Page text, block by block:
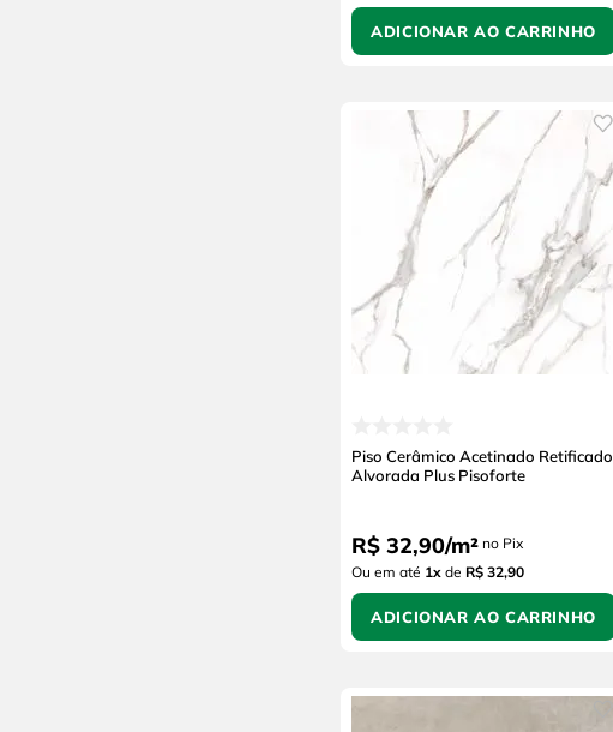
ADICIONAR AO CARRINHO
Piso Cerâmico Acetinado Retificado
Alvorada Plus Pisoforte
R$ 32,90/m² no Pix
Ou em até 1x de R$ 32,90
ADICIONAR AO CARRINHO